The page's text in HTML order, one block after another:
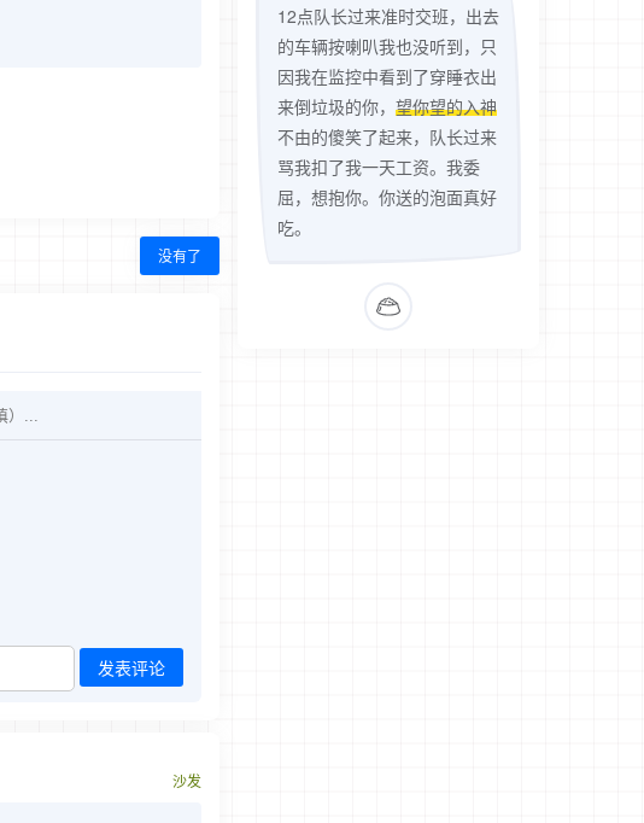
没有了
发表评论
沙发
12点队长过来准时交班，出去
的车辆按喇叭我也没听到，只
因我在监控中看到了穿睡衣出
来倒垃圾的你， 望你望的入神
不由的傻笑了起来，队长过来
骂我扣了我一天工资。我委
屈，想抱你。你送的泡面真好
吃。